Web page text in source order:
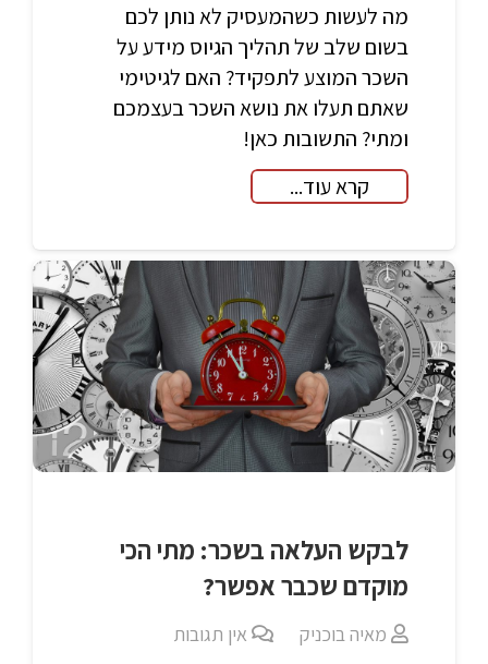
מה לעשות כשהמעסיק לא נותן לכם
בשום שלב של תהליך הגיוס מידע על
השכר המוצע לתפקיד? האם לגיטימי
שאתם תעלו את נושא השכר בעצמכם
ומתי? התשובות כאן!
קרא עוד...
לבקש העלאה בשכר: מתי הכי
מוקדם שכבר אפשר?
מאיה בוכניק אין תגובות